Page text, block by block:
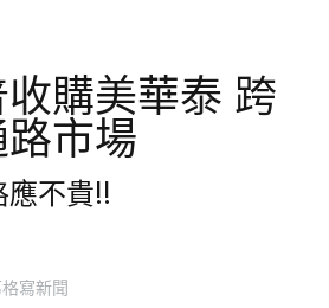
購美華泰 跨
市場
應不貴!!
寫新聞